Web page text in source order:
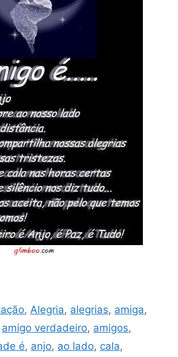
, Alegria, alegrias, amiga,
amigo verdadeiro, amigos,
é, anjo, ao lado, cala,